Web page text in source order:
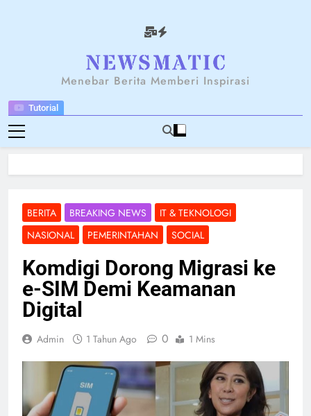
Tutorial
NEWSANTARA
Menebar Berita Memberi Inspirasi
BERITA BREAKING NEWS
IT & TEKNOLOGI
NASIONAL
PEMERINTAHAN SOCIAL
Komdigi Dorong Migrasi ke
e-SIM Demi Keamanan
Digital
Admin 1 Tahun Ago 0 1 Mins